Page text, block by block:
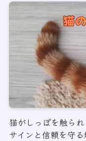
猫がしっぽを触ら
サインと信頼を守